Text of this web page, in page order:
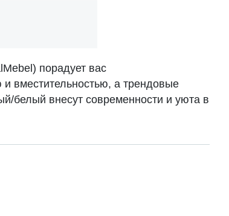
порадует вас
вместительностью, а трендовые
белый внесут современности и уюта в